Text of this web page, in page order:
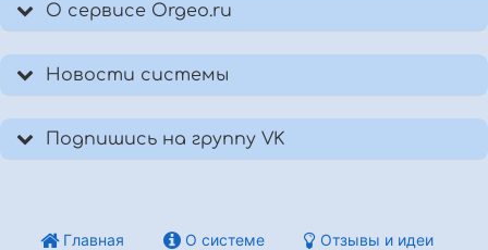
О сервисе Orgeo.ru
Новости системы
Подпишись на группу VK
Главная О системе Отзывы и идеи